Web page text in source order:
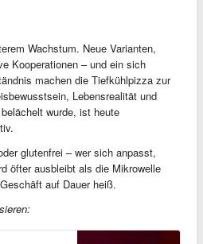
Wachstum. Neue Varianten,
Kooperationen – und ein sich
machen die Tiefkühlpizza zur
Lebensrealität und
wurde, ist heute
glutenfrei – wer sich anpasst,
öfter ausbleibt als die Mikrowelle
auf Dauer heiß.